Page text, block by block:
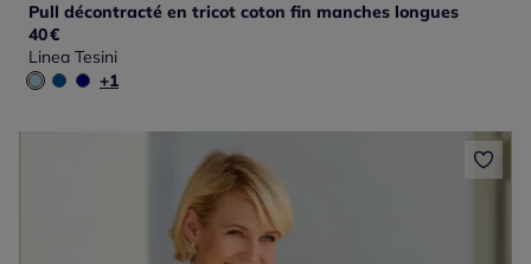
Pull décontracté en tricot coton fin manches longues
40€
Linea Tesini
+1